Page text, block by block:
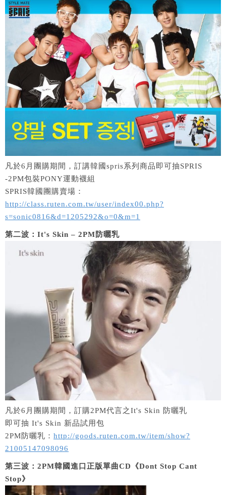
凡於6月團購期間，訂講韓國spris系列商品即可抽SPRIS
-2PM包裝PONY運動襪組
SPRIS韓國團購賣場：
http://class.ruten.com.tw/user/index00.php?
s=sonic0816&d=1205292&o=0&m=1
第二波：It's Skin – 2PM防曬乳
凡於6月團購期間，訂購2PM代言之It's Skin 防曬乳
即可抽 It's Skin 新品試用包
2PM防曬乳： http://goods.ruten.com.tw/item/show?
21005147098096
第三波：2PM韓國進口正版單曲CD《Dont Stop Cant
Stop》